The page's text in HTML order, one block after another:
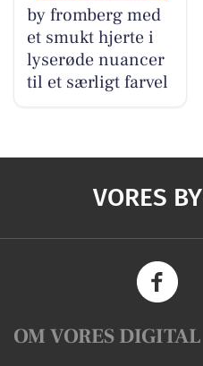
by fromberg med
et smukt hjerte i
lyserøde nuancer
til et særligt farvel
VORES BY
OM VORES DIGITAL